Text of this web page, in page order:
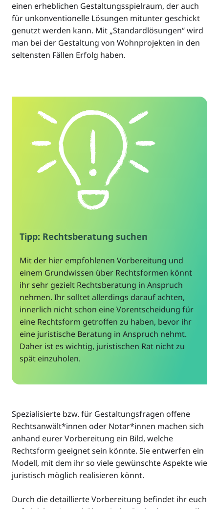
einen erheblichen Gestaltungsspielraum, der auch
für unkonventionelle Lösungen mitunter geschickt
genutzt werden kann. Mit „Standardlösungen“ wird
man bei der Gestaltung von Wohnprojekten in den
seltensten Fällen Erfolg haben.
Tipp: Rechtsberatung suchen
Mit der hier empfohlenen Vorbereitung und
einem Grundwissen über Rechtsformen könnt
ihr sehr gezielt Rechtsberatung in Anspruch
nehmen. Ihr solltet allerdings darauf achten,
innerlich nicht schon eine Vorentscheidung für
eine Rechtsform getroffen zu haben, bevor ihr
eine juristische Beratung in Anspruch nehmt.
Daher ist es wichtig, juristischen Rat nicht zu
spät einzuholen.
Spezialisierte bzw. für Gestaltungsfragen offene
Rechtsanwält*innen oder Notar*innen machen sich
anhand eurer Vorbereitung ein Bild, welche
Rechtsform geeignet sein könnte. Sie entwerfen ein
Modell, mit dem ihr so viele gewünschte Aspekte wie
juristisch möglich realisieren könnt.
Durch die detaillierte Vorbereitung befindet ihr euch